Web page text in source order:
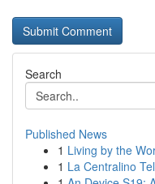
Search
Published News
1 Living by the
1 La Centralino